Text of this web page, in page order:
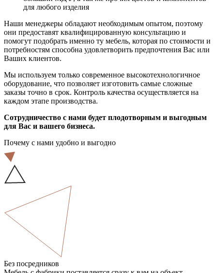
для любого изделия
Наши менеджеры обладают необходимым опытом, поэтому
они предоставят квалифицированную консультацию и
помогут подобрать именно ту мебель, которая по стоимости и
потребностям способна удовлетворить предпочтения Вас или
Ваших клиентов.
Мы используем только современное высокотехнологичное
оборудование, что позволяет изготовить самые сложные
заказы точно в срок. Контроль качества осуществляется на
каждом этапе производства.
Сотрудничество с нами будет плодотворным и выгодным
для Вас и вашего бизнеса.
Почему с нами удобно и выгодно
Без посредников